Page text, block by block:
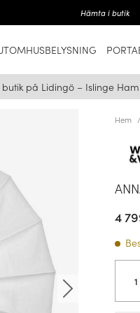
Hämta i butik
på Lidingö – Islinge
Hem
4